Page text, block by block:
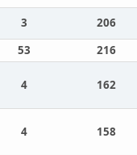
3
206
53 216
4 162
4 158